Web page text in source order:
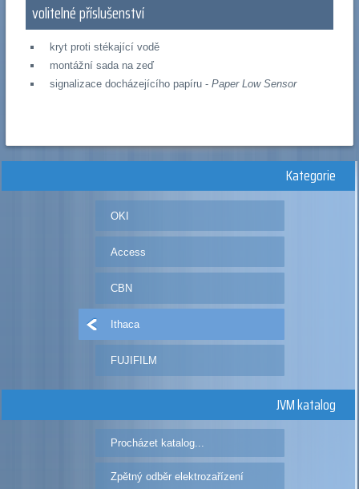
volitelné příslušenství
kryt proti stékající vodě
montážní sada na zeď
signalizace docházejícího papíru -Paper Low Sensor
Kategorie
OKI
Access
CBN
Ithaca
FUJIFILM
JVM katalog
Procházet katalog...
Zpětný odběr elektrozařízení